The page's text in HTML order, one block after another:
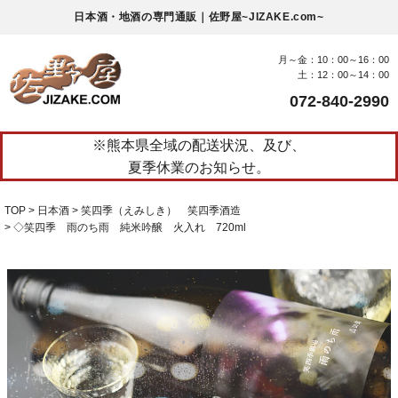
日本酒・地酒の専門通販｜佐野屋~JIZAKE.com~
月～金：10：00～16：00
土：12：00～14：00
072-840-2990
※熊本県全域の配送状況、及び、
夏季休業のお知らせ。
TOP 日本酒
笑四季（えみしき） 笑四季酒造
◇笑四季 雨のち雨 純米吟醸 火入れ 720ml